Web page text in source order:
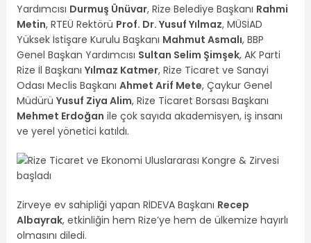
Yardımcısı Durmuş Ünüvar, Rize Belediye Başkanı Rahmi
Metin, RTEÜ Rektörü Prof. Dr. Yusuf Yılmaz, MÜSİAD
Yüksek İstişare Kurulu Başkanı Mahmut Asmalı, BBP
Genel Başkan Yardımcısı Sultan Selim Şimşek, AK Parti
Rize İl Başkanı Yılmaz Katmer, Rize Ticaret ve Sanayi
Odası Meclis Başkanı Ahmet Arif Mete, Çaykur Genel
Müdürü Yusuf Ziya Alim, Rize Ticaret Borsası Başkanı
Mehmet Erdoğan ile çok sayıda akademisyen, iş insanı
ve yerel yönetici katıldı.
Zirveye ev sahipliği yapan RİDEVA Başkanı Recep
Albayrak, etkinliğin hem Rize’ye hem de ülkemize hayırlı
olmasını diledi.